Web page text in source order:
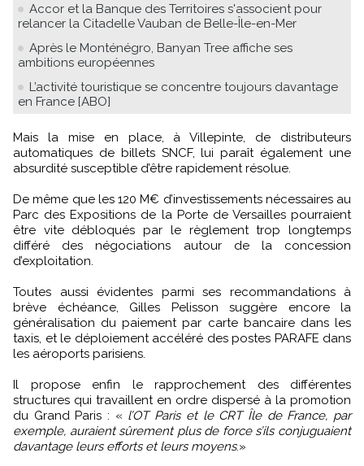
Accor et la Banque des Territoires s'associent pour
relancer la Citadelle Vauban de Belle-Île-en-Mer
Après le Monténégro, Banyan Tree affiche ses
ambitions européennes
L’activité touristique se concentre toujours davantage
en France [ABO]
Mais la mise en place, à Villepinte, de distributeurs
automatiques de billets SNCF, lui paraît également une
absurdité susceptible d’être rapidement résolue.
De même que les 120 M€ d’investissements nécessaires au
Parc des Expositions de la Porte de Versailles pourraient
être vite débloqués par le règlement trop longtemps
différé des négociations autour de la concession
d’exploitation.
Toutes aussi évidentes parmi ses recommandations à
brève échéance, Gilles Pelisson suggère encore la
généralisation du paiement par carte bancaire dans les
taxis, et le déploiement accéléré des postes PARAFE dans
les aéroports parisiens.
Il propose enfin le rapprochement des différentes
structures qui travaillent en ordre dispersé à la promotion
du Grand Paris : « l’OT Paris et le CRT Île de France, par
exemple, auraient sûrement plus de force s’ils conjuguaient
davantage leurs efforts et leurs moyens.»